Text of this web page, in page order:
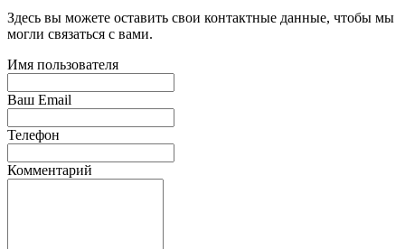
Здесь вы можете оставить свои контактные данные, чтобы мы
могли связаться с вами.
Имя пользователя
Ваш Email
Телефон
Комментарий